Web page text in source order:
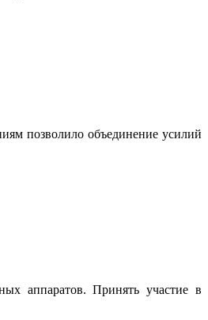
позволило объединение усилий
аппаратов. Принять участие в